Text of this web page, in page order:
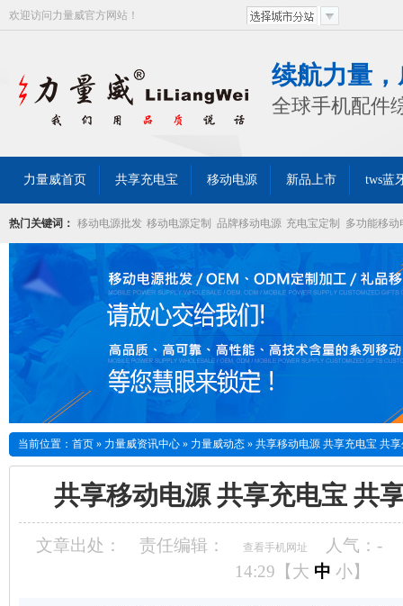
欢迎访问力量威官方网站！
续航力量
全球手机配件
力量威首页 共享充电宝 移动电源 新品上市 tws蓝
热门关键词： 移动电源批发 移动电源定制 品牌移动电源 充电宝定制 多功能移动
当前位置： 首页 » 力量威资讯中心 » 力量威动态 » 共享移动电源 共享充电宝 共
共享移动电源 共享充电宝 共
文章出处： 责任编辑： 查看手机网址 人气： -
14:29【大 中 小】